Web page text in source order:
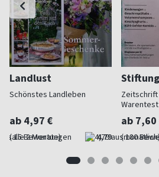
Landlust
Schönstes Landleben
ab 4,97 €
(alle 2 Monate) 4,79
Warentest
ab 7,60